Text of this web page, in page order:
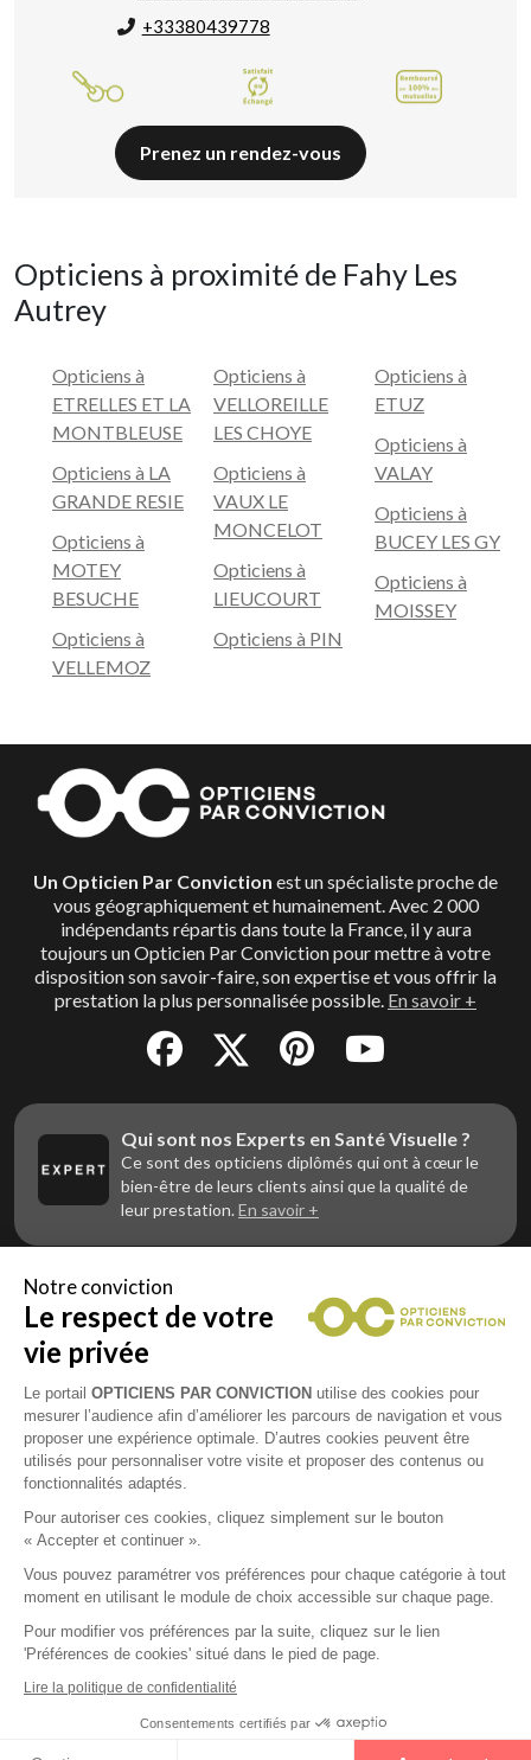
+33380439778
Prenez un rendez-vous
Opticiens à proximité de Fahy Les
Autrey
Opticiens à
ETRELLES ET LA
MONTBLEUSE
Opticiens à LA
GRANDE RESIE
Opticiens à
MOTEY
BESUCHE
Opticiens à
VELLEMOZ
Opticiens à
VELLOREILLE
LES CHOYE
Opticiens à
VAUX LE
MONCELOT
Opticiens à
LIEUCOURT
Opticiens à PIN
Opticiens à
ETUZ
Opticiens à
VALAY
Opticiens à
BUCEY LES GY
Opticiens à
MOISSEY
Un Opticien Par Conviction est un spécialiste proche de
vous géographiquement et humainement. Avec 2 000
indépendants répartis dans toute la France, il y aura
toujours un Opticien Par Conviction pour mettre à votre
disposition son savoir-faire, son expertise et vous offrir la
prestation la plus personnalisée possible. En savoir +
Qui sont nos Experts en Santé Visuelle ?
Ce sont des opticiens diplômés qui ont à cœur le
bien-être de leurs clients ainsi que la qualité de
leur prestation. En savoir +
Vous êtes un professionnel de la vue et
vous souhaitez nous rejoindre ?
Contactez Alliance Optic, la centrale d’achats et
d’accompagnement des opticiens indépendants
Contacts
2026 © Opticiens Par Conviction. Tous droits
Notre conviction
Le respect de votre
vie privée
Le portail OPTICIENS PAR CONVICTION utilise des cookies pour
mesurer l’audience afin d’améliorer les parcours de navigation et vous
proposer une expérience optimale. D’autres cookies peuvent être
utilisés pour personnaliser votre visite et proposer des contenus ou
fonctionnalités adaptés.
Pour autoriser ces cookies, cliquez simplement sur le bouton
« Accepter et continuer ».
Vous pouvez paramétrer vos préférences pour chaque catégorie à tout
moment en utilisant le module de choix accessible sur chaque page.
Pour modifier vos préférences par la suite, cliquez sur le lien
'Préférences de cookies' situé dans le pied de page.
Lire la politique de confidentialité
Consentements certifiés par